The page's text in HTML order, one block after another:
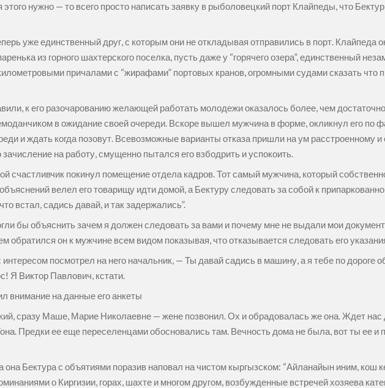
нужно — то всего просто написать заявку в рыболовецкий порт Клайпеды, что
уже единственный друг, с которым они не откладывая отправились в порт. Клайпеда
из горного шахтерского поселка, пусть даже у “горячего озера”, единственный
причалами с “жирафами” портовых кранов, огромными судами сказать что
к его разочарованию желающей работать молодежи оказалось более, чем
в ожидание своей очереди. Вскоре вышел мужчина в форме, окликнул его по
и ждать когда позовут. Всевозможные варианты отказа пришли на ум расстроенному
на работу, смущенно пытался его взбодрить и успокоить.
счастливчик покинул помещение отдела кадров. Тот самый мужчина, который
велел его товарищу идти домой, а Бектуру следовать за собой к
встал, садись давай, и так задержались”.
бы объяснить зачем я должен следовать за вами и почему мне не выдали мои
он к мужчине всем видом показывая, что отказывается следовать его
посмотрел на него начальник, — Ты давай садись в машину, а я тебе по дороге
Я Виктор Павлович, кстати.
внимание на данные его анкеты
сразу Маше, Марие Николаевне — жене позвонил. Ох и обрадовалась же она. Ждет
Предки ее еще переселенцами обосновались там. Вечность дома не была, вот ты ее и
Бектура с объятиями поразив наповал на чистом кыргызском: “Айланайын иним, кош
о Киргизии, горах, шахте и многом другом, возбужденные встречей хозяева